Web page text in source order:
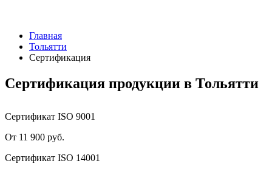
Главная
Тольятти
Сертификация
Сертификация продукции в Тольятти
Сертификат ISO 9001
От 11 900 руб.
Сертификат ISO 14001